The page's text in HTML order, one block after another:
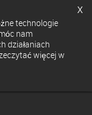
x
technologie
nam
działaniach
więcej w